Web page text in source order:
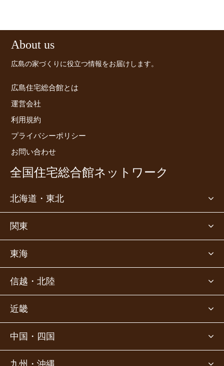
About us
広島の家づくりに役立つ情報をお届けします。
広島住宅総合館とは
運営会社
利用規約
プライバシーポリシー
お問い合わせ
全国住宅総合館ネットワーク
北海道・東北
関東
東海
信越・北陸
近畿
中国・四国
九州・沖縄